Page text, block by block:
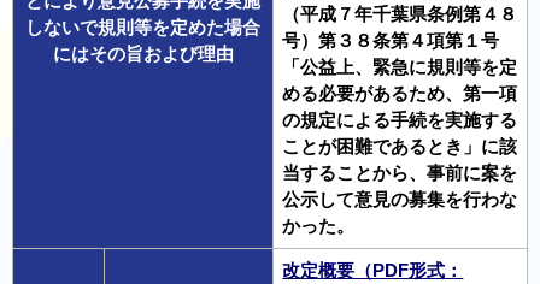
しないで規則等を定めた場合
にはその旨および理由
（平成７年千葉県条例第４８
号）第３８条第４項第１号
「公益上、緊急に規則等を定
める必要があるため、第一項
の規定による手続を実施する
ことが困難であるとき」に該
当することから、事前に案を
公示して意見の募集を行わな
かった。
改定概要（PDF形式：